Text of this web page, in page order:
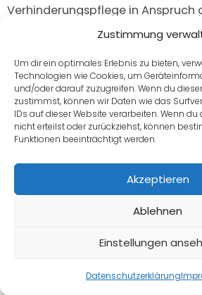
Zustimmung
Um dir ein optimales Erlebnis zu bieten,
Technologien wie Cookies, um
und/oder darauf zuzugreifen. Wenn du
zustimmst, können wir Daten wie das
IDs auf dieser Website verarbeiten. Wenn
nicht erteilst oder zurückziehst, können
Funktionen beeinträchtigt werden.
Akzeptieren
Ablehnen
Einstellungen
Datenschutzerklärung
Verhinderungspflege in Anspruch
werden. Diese Leistungen helfen
Gesundheit nicht aus den Augen
Neben der finanziellen
Angehörige auch
nehmen. Pflegekassen und
Beratungen an, um eine
ermöglichen. Die Kombination
wenn Angehörige Unterstützung
ambulanten Pflegedienst
Pflege langfristig besser